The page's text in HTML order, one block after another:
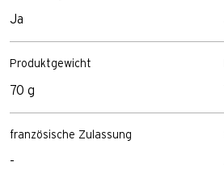
Ja
Produktgewicht
70 g
französische Zulassung
-